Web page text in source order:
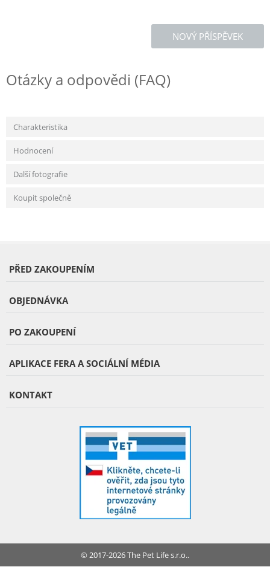
NOVÝ PŘÍSPĚVEK
Otázky a odpovědi (FAQ)
Charakteristika
Hodnocení
Další fotografie
Koupit společně
PŘED ZAKOUPENÍM
OBJEDNÁVKA
PO ZAKOUPENÍ
APLIKACE FERA A SOCIÁLNÍ MÉDIA
KONTAKT
© 2017-2026 The Pet Life s.r.o..